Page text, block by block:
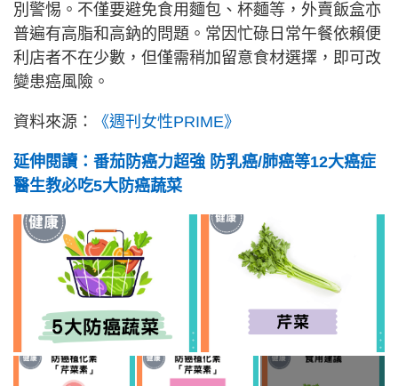
別警惕。不僅要避免食用麵包、杯麵等，外賣飯盒亦
普遍有高脂和高鈉的問題。常因忙碌日常午餐依賴便
利店者不在少數，但僅需稍加留意食材選擇，即可改
變患癌風險。
資料來源： 《週刊女性PRIME》
延伸閱讀：番茄防癌力超強 防乳癌/肺癌等12大癌症
醫生教必吃5大防癌蔬菜